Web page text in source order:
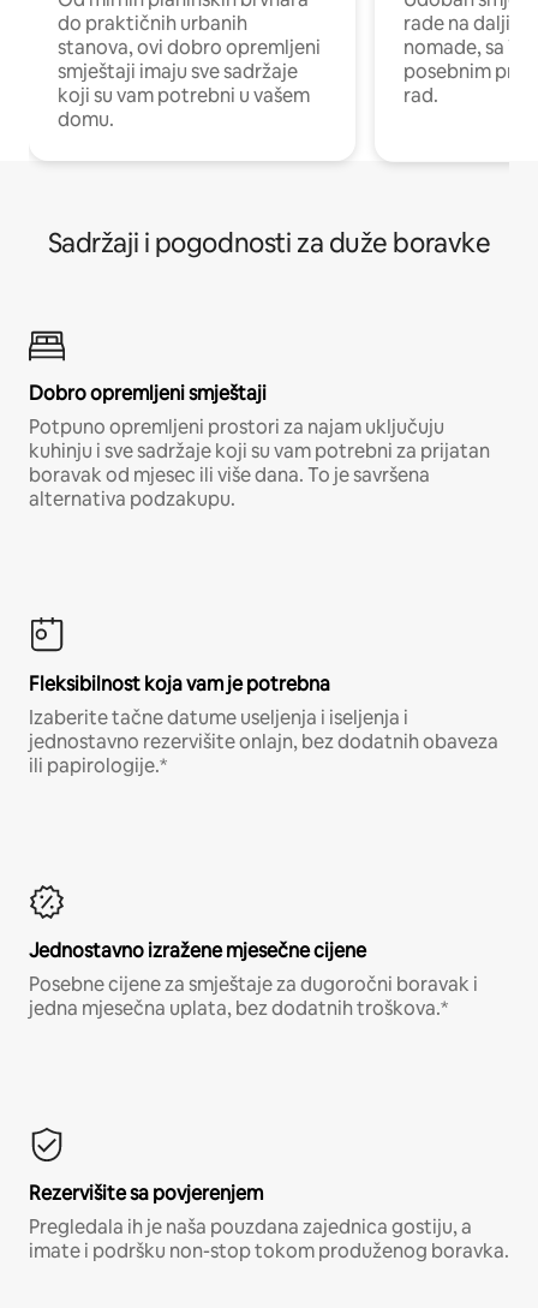
do praktičnih urbanih
stanova, ovi dobro opremljeni
smještaji imaju sve sadržaje
koji su vam potrebni u vašem
domu.
rade na
nomade, sa
posebnim
rad.
Sadržaji i pogodnosti za duže boravke
Dobro opremljeni smještaji
Potpuno opremljeni prostori za najam uključuju
kuhinju i sve sadržaje koji su vam potrebni za prijatan
boravak od mjesec ili više dana. To je savršena
alternativa podzakupu.
Fleksibilnost koja vam je potrebna
Izaberite tačne datume useljenja i iseljenja i
jednostavno rezervišite onlajn, bez dodatnih obaveza
ili papirologije.*
Jednostavno izražene mjesečne cijene
Posebne cijene za smještaje za dugoročni boravak i
jedna mjesečna uplata, bez dodatnih troškova.*
Rezervišite sa povjerenjem
Pregledala ih je naša pouzdana zajednica gostiju, a
imate i podršku non-stop tokom produženog boravka.